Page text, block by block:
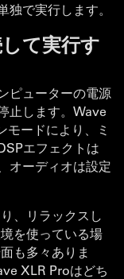
で実行します。
て実行す
ピューターの電源
止します。Wave
モードにより、ミ
エフェクトは
オーディオは設定
、リラックスし
を使っている場
も多々ありま
XLR Proはどち